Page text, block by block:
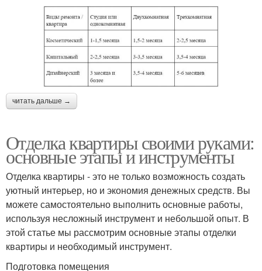
читать дальше →
Отделка квартиры своими руками:
основные этапы и инструменты
Отделка квартиры - это не только возможность создать
уютный интерьер, но и экономия денежных средств. Вы
можете самостоятельно выполнить основные работы,
используя несложный инструмент и небольшой опыт. В
этой статье мы рассмотрим основные этапы отделки
квартиры и необходимый инструмент.
Подготовка помещения